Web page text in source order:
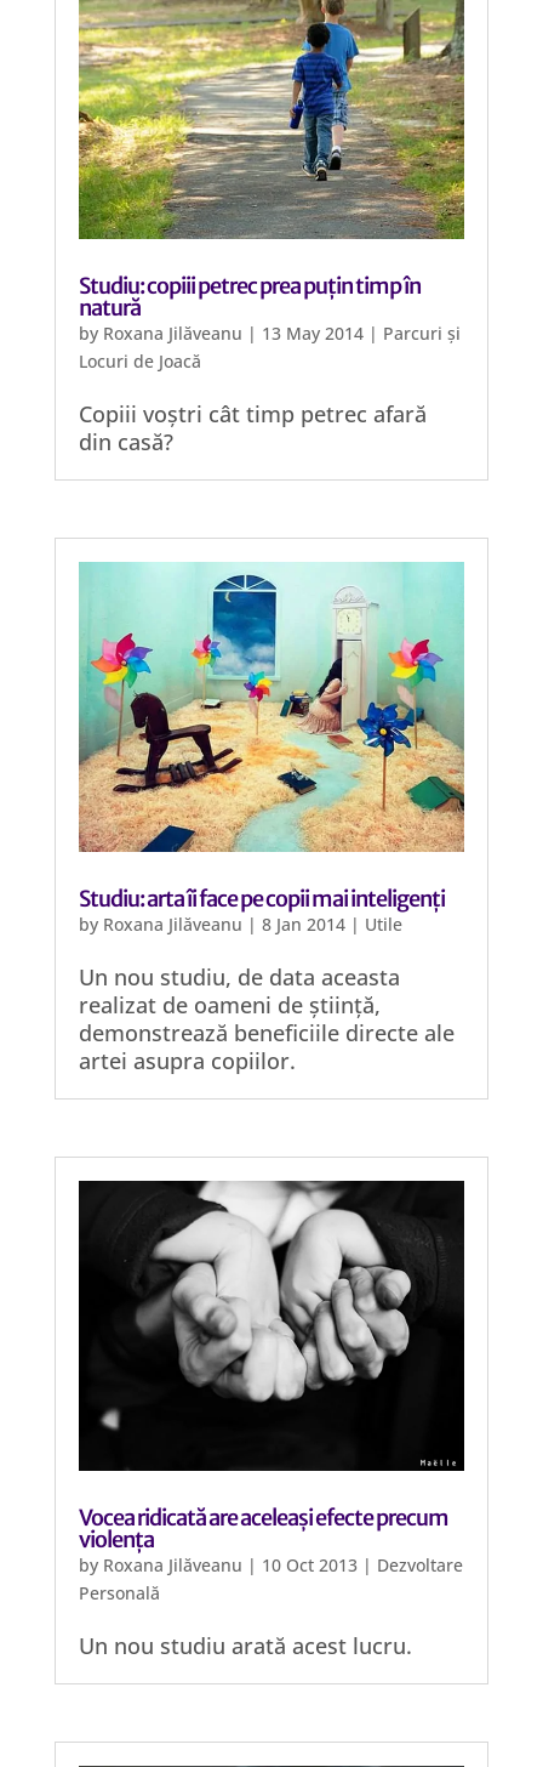
Studiu: copiii petrec prea puțin timp în
natură
by Roxana Jilăveanu | 13 May 2014| Parcuri și
Locuri de Joacă
Copiii voștri cât timp petrec afară
din casă?
Studiu: arta îi face pe copii mai inteligenți
by Roxana Jilăveanu | 8 Jan 2014| Utile
Un nou studiu, de data aceasta
realizat de oameni de știință,
demonstrează beneficiile directe ale
artei asupra copiilor.
Vocea ridicată are aceleași efecte precum
violența
by Roxana Jilăveanu | 10 Oct 2013| Dezvoltare
Personală
Un nou studiu arată acest lucru.